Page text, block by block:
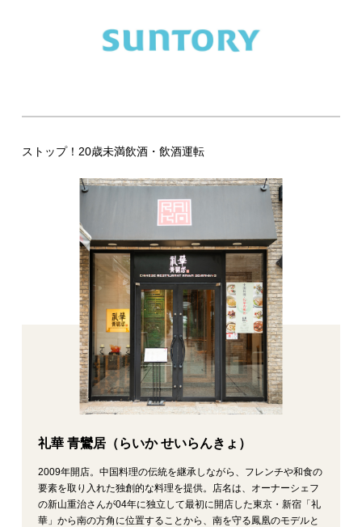
ストップ！20歳未満飲酒・飲酒運転
礼華 青鸞居（らいか せいらんきょ）
2009年開店。中国料理の伝統を継承しながら、フレンチや和食の
要素を取り入れた独創的な料理を提供。店名は、オーナーシェフ
の新山重治さんが04年に独立して最初に開店した東京・新宿「礼
華」から南の方角に位置することから、南を守る鳳凰のモデルと